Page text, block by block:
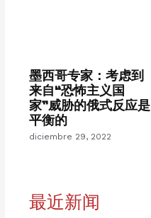
墨西哥专家：考虑到
来自“恐怖主义国
家”威胁的俄式反应是
平衡的
diciembre 29, 2022
最近新闻